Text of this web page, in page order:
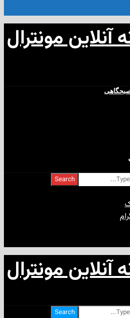
Search
Search